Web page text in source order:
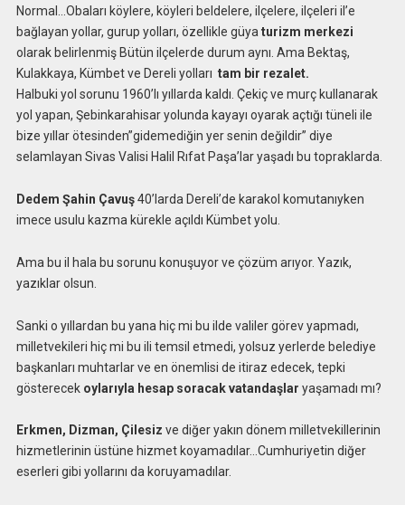
Normal…Obaları köylere, köyleri beldelere, ilçelere, ilçeleri il’e
bağlayan yollar, gurup yolları, özellikle güyaturizm merkezi
olarak belirlenmiş Bütün ilçelerde durum aynı. Ama Bektaş,
Kulakkaya, Kümbet ve Dereli yolları tam bir rezalet.
Halbuki yol sorunu 1960’lı yıllarda kaldı. Çekiç ve murç kullanarak
yol yapan, Şebinkarahisar yolunda kayayı oyarak açtığı tüneli ile
bize yıllar ötesinden”gidemediğin yer senin değildir” diye
selamlayan Sivas Valisi Halil Rıfat Paşa’lar yaşadı bu topraklarda.
Dedem Şahin Çavuş40’larda Dereli’de karakol komutanıyken
imece usulu kazma kürekle açıldı Kümbet yolu.
Ama bu il hala bu sorunu konuşuyor ve çözüm arıyor. Yazık,
yazıklar olsun.
Sanki o yıllardan bu yana hiç mi bu ilde valiler görev yapmadı,
milletvekileri hiç mi bu ili temsil etmedi, yolsuz yerlerde belediye
başkanları muhtarlar ve en önemlisi de itiraz edecek, tepki
gösterecek oylarıyla hesap soracak vatandaşlar yaşamadı mı?
Erkmen, Dizman, Çilesiz ve diğer yakın dönem milletvekillerinin
hizmetlerinin üstüne hizmet koyamadılar…Cumhuriyetin diğer
eserleri gibi yollarını da koruyamadılar.